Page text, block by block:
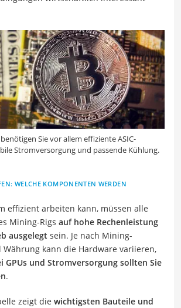
Sie vor allem effiziente ASIC-
Stromversorgung und passende Kühlung.
WELCHE KOMPONENTEN WERDEN
effizient arbeiten kann, müssen alle
Mining-Rigs auf hohe Rechenleistung
ausgelegt sein. Je nach Mining-
kann die Hardware variieren,
GPUs und Stromversorgung sollten Sie
.
zeigt die wichtigsten Bauteile und